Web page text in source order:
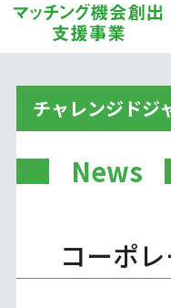
チャレンジドジ
News
コーポ